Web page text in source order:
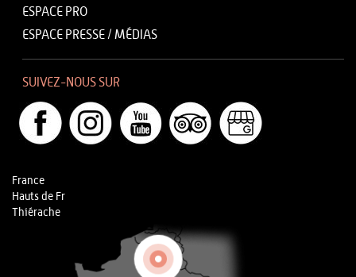
ESPACE PRO
ESPACE PRESSE / MÉDIAS
SUIVEZ-NOUS SUR
France
Hauts de Fr
Thiérache